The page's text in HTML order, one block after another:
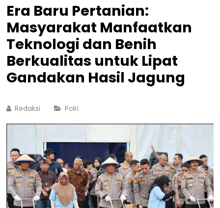
Era Baru Pertanian:
Masyarakat Manfaatkan
Teknologi dan Benih
Berkualitas untuk Lipat
Gandakan Hasil Jagung
Redaksi Polri